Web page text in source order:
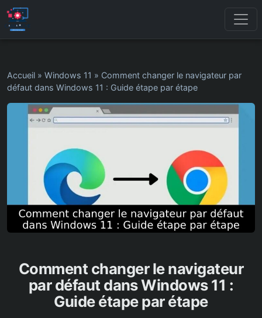
Accueil » Windows 11 » Comment changer le navigateur par
défaut dans Windows 11 : Guide étape par étape
Comment changer le navigateur
par défaut dans Windows 11 :
Guide étape par étape